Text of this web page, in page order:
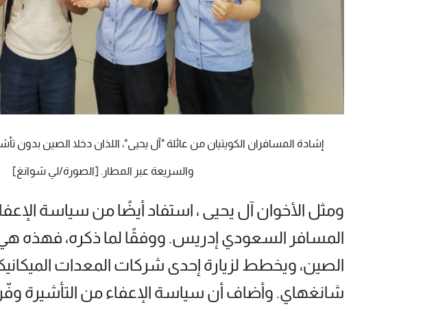
إشادة المسافران الكويتيان من عائلة "آل يحيى"، اللذان دخلا الصين بدون
والسريعة عبر المطار. [الصورة/لي شوانغ]
ومثل الأخوان آل يحيى ، استفاد أيضًا من سياسة
المسافر السعودي إدريس. ووفقًا لما ذكره، فهذه هي
الصين، ويخطط لزيارة إحدى شركات المعدات
شانغهاي. وأضاف أن سياسة الإعفاء من التأشيرة